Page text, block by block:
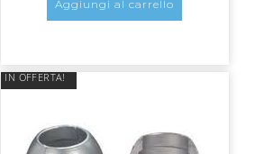
Aggiungi al carrello
IN OFFERTA!